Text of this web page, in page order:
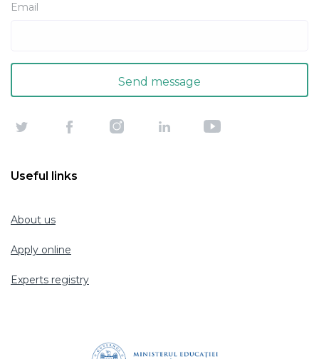
Email
Useful links
About us
Apply online
Experts registry